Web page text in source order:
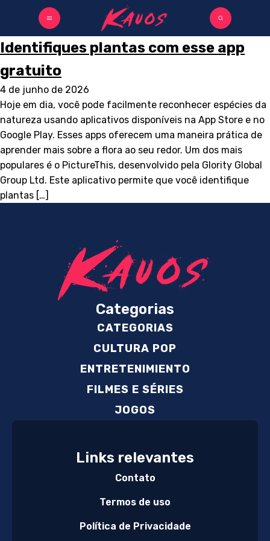
Identifiques plantas com esse app
gratuito
4 de junho de 2026
Hoje em dia, você pode facilmente reconhecer espécies da
natureza usando aplicativos disponíveis na App Store e no
Google Play. Esses apps oferecem uma maneira prática de
aprender mais sobre a flora ao seu redor. Um dos mais
populares é o PictureThis, desenvolvido pela Glority Global
Group Ltd. Este aplicativo permite que você identifique
plantas […]
Categorias
CATEGORIAS
CULTURA POP
ENTRETENIMIENTO
FILMES E SÉRIES
JOGOS
Links relevantes
Contato
Termos de uso
Política de Privacidade